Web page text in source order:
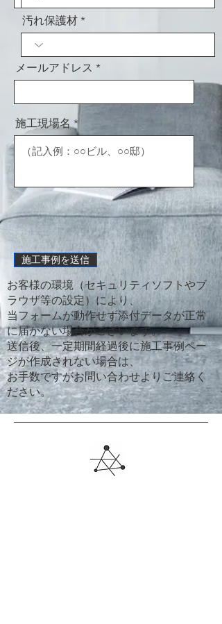
汚れ保護材
メールアドレス
施工現場名
施工事例を送信
お客様の環境（セキュリティソフトやブ
ラウザ等の設定）により、
当フォームが動作せず添付データが正常
に届かない場合がございます。
送信後、一定期間経過後に施工事例ペー
ジが作成されない場合は、
お手数ですがお問い合わせよりご連絡く
ださい。